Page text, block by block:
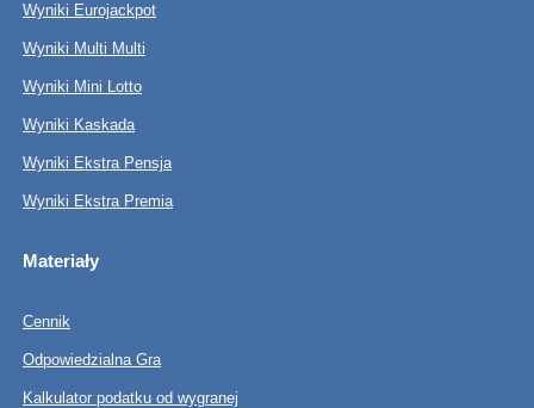
Wyniki Eurojackpot
Wyniki Multi Multi
Wyniki Mini Lotto
Wyniki Kaskada
Wyniki Ekstra Pensja
Wyniki Ekstra Premia
Materiały
Cennik
Odpowiedzialna Gra
Kalkulator podatku od wygranej